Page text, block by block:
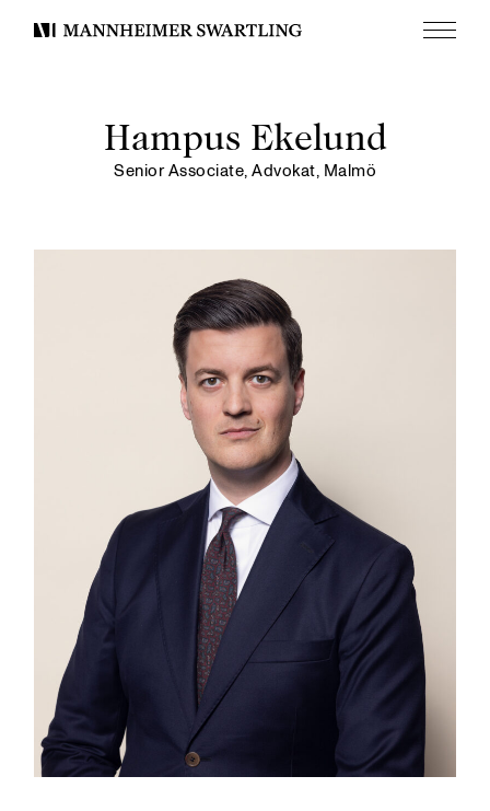
Mannheimer
Meny
Hampus Ekelund
Senior Associate, Advokat, Malmö